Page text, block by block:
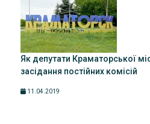
Як депутати Краматорської
засідання постійних комісій
11.04.2019